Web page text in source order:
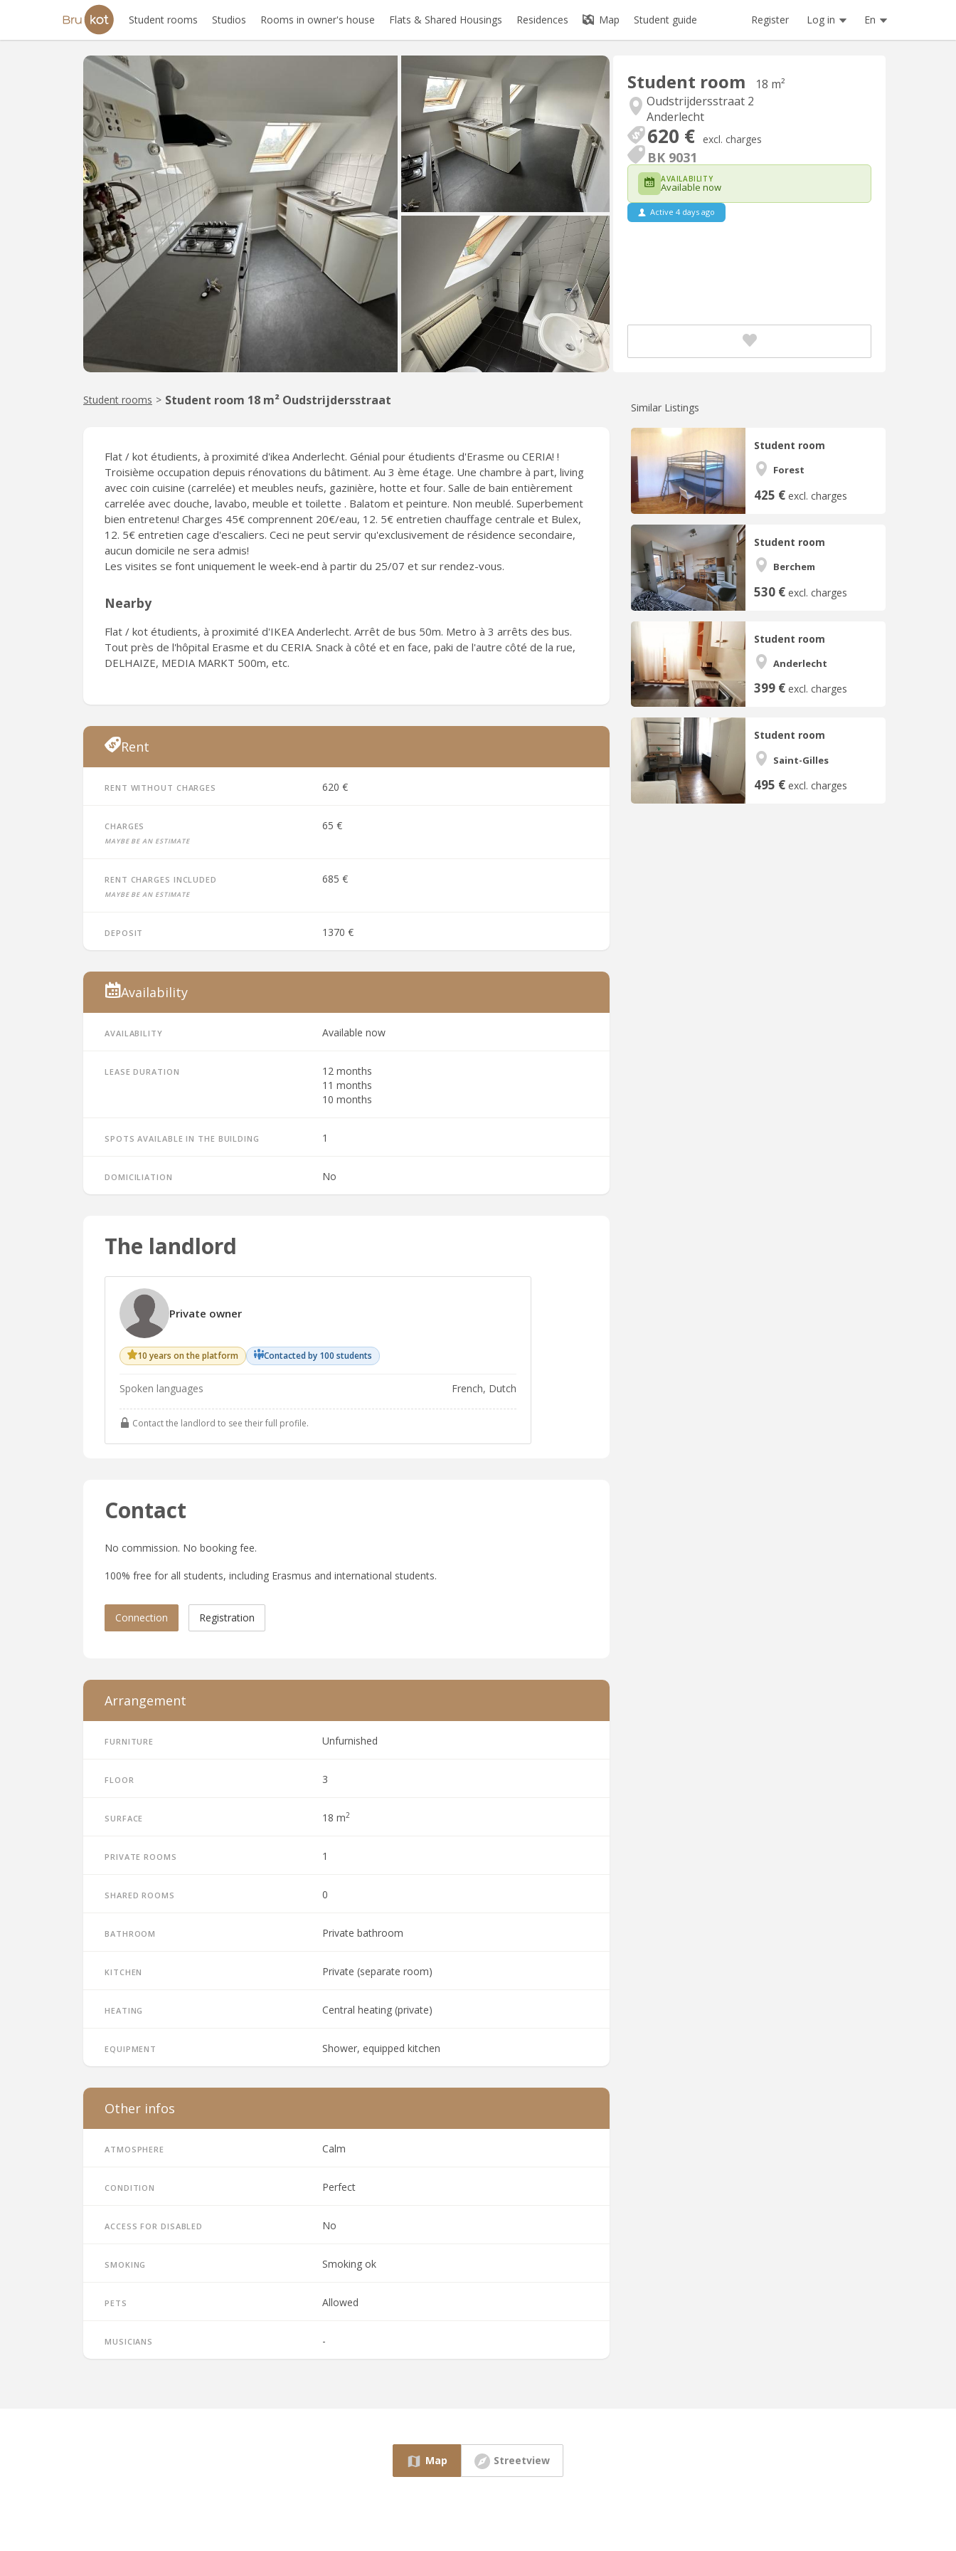
Student rooms Studios Rooms in owner's house Flats & Shared Housings Residences Map Student guide Register Log in En
Student room
18 m²
Oudstrijdersstraat 2
Anderlecht
620 € excl. charges
BK 9031
AVAILABILITY
Available now
Active 4 days ago
Similar Listings
Student room
Forest
425 € excl. charges
Student room
Berchem
530 € excl. charges
Student room
Anderlecht
399 € excl. charges
Student room
Saint-Gilles
495 € excl. charges
Student rooms > Student room 18 m² Oudstrijdersstraat
Flat / kot étudients, à proximité d'ikea Anderlecht. Génial pour étudients d'Erasme ou CERIA! !
Troisième occupation depuis rénovations du bâtiment. Au 3 ème étage. Une chambre à part, living
avec coin cuisine (carrelée) et meubles neufs, gazinière, hotte et four. Salle de bain entièrement
carrelée avec douche, lavabo, meuble et toilette . Balatom et peinture. Non meublé. Superbement
bien entretenu! Charges 45€ comprennent 20€/eau, 12. 5€ entretien chauffage centrale et Bulex,
12. 5€ entretien cage d'escaliers. Ceci ne peut servir qu'exclusivement de résidence secondaire,
aucun domicile ne sera admis!
Les visites se font uniquement le week-end à partir du 25/07 et sur rendez-vous.
Nearby
Flat / kot étudients, à proximité d'IKEA Anderlecht. Arrêt de bus 50m. Metro à 3 arrêts des bus.
Tout près de l'hôpital Erasme et du CERIA. Snack à côté et en face, paki de l'autre côté de la rue,
DELHAIZE, MEDIA MARKT 500m, etc.
Rent
Rent without charges 620 €
Charges
Maybe be an estimate
65 €
Rent charges included
Maybe be an estimate
685 €
Deposit 1370 €
Availability
Availability Available now
Lease duration
12 months
11 months
10 months
Spots available in the building 1
Domiciliation No
The landlord
Private owner
10 years on the platform Contacted by 100 students
Spoken languages French, Dutch
Contact the landlord to see their full profile.
Contact
No commission. No booking fee.
100% free for all students, including Erasmus and international students.
Connection Registration
Arrangement
Furniture Unfurnished
Floor 3
Surface 18 m2
Private rooms 1
Shared rooms 0
Bathroom Private bathroom
Kitchen Private (separate room)
Heating Central heating (private)
Equipment Shower, equipped kitchen
Other infos
Atmosphere Calm
Condition Perfect
Access for disabled No
Smoking Smoking ok
Pets Allowed
Musicians -
Map Streetview